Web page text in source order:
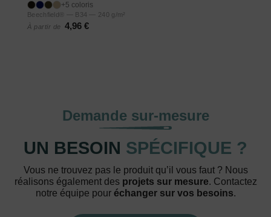
+5 coloris
Beechfield® — B34 — 240 g/m²
À partir de
4,96 €
Demande sur-mesure
UN BESOIN SPÉCIFIQUE ?
Vous ne trouvez pas le produit qu’il vous faut ? Nous
réalisons également des projets sur mesure. Contactez
notre équipe pour échanger sur vos besoins.